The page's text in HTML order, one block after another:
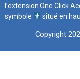
l’extension One Click
symbole
situé en
Copyright